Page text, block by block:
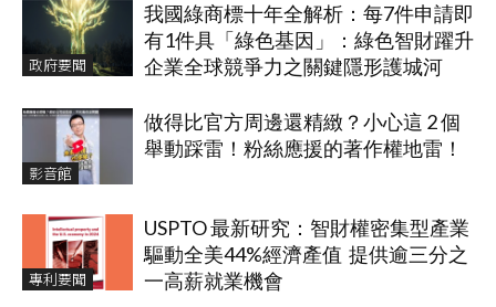
政府要聞
我國綠商標十年全解析：每7件申請即
有1件具「綠色基因」：綠色智財躍升
企業全球競爭力之關鍵隱形護城河
影音館
做得比官方周邊還精緻？小心這 2 個
舉動踩雷！粉絲應援的著作權地雷！
專利要聞
USPTO 最新研究：智財權密集型產業
驅動全美44%經濟產值 提供逾三分之
一高薪就業機會